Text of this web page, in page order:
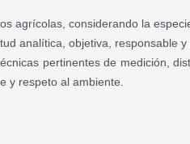
agrícolas, considerando la
analítica, objetiva, responsable y
pertinentes de medición,
y respeto al ambiente.